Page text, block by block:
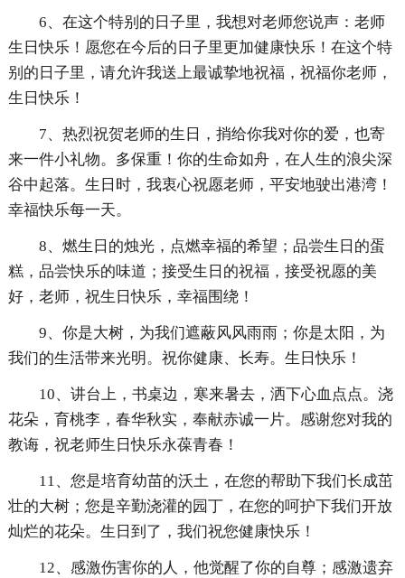
6、在这个特别的日子里，我想对老师您说声：老师
生日快乐！愿您在今后的日子里更加健康快乐！在这个特
别的日子里，请允许我送上最诚挚地祝福，祝福你老师，
生日快乐！
7、热烈祝贺老师的生日，捎给你我对你的爱，也寄
来一件小礼物。多保重！你的生命如舟，在人生的浪尖深
谷中起落。生日时，我衷心祝愿老师，平安地驶出港湾！
幸福快乐每一天。
8、燃生日的烛光，点燃幸福的希望；品尝生日的蛋
糕，品尝快乐的味道；接受生日的祝福，接受祝愿的美
好，老师，祝生日快乐，幸福围绕！
9、你是大树，为我们遮蔽风风雨雨；你是太阳，为
我们的生活带来光明。祝你健康、长寿。生日快乐！
10、讲台上，书桌边，寒来暑去，洒下心血点点。浇
花朵，育桃李，春华秋实，奉献赤诚一片。感谢您对我的
教诲，祝老师生日快乐永葆青春！
11、您是培育幼苗的沃土，在您的帮助下我们长成茁
壮的大树；您是辛勤浇灌的园丁，在您的呵护下我们开放
灿烂的花朵。生日到了，我们祝您健康快乐！
12、感激伤害你的人，他觉醒了你的自尊；感激遗弃